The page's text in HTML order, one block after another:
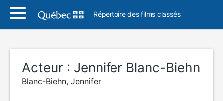
Répertoire des films classés
Acteur : Jennifer Blanc-Biehn
Blanc-Biehn, Jennifer